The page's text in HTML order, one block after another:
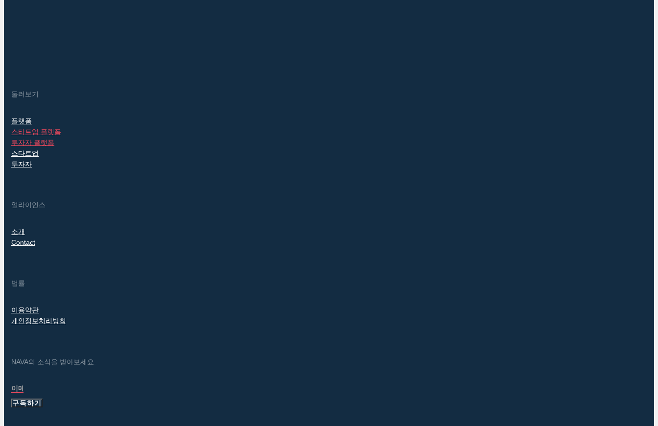
둘러보기
플랫폼
스타트업 플랫폼
투자자 플랫폼
스타트업
투자자
얼라이언스
소개
Contact
법률
이용약관
개인정보처리방침
NAVA의 소식을 받아보세요.
구독하기